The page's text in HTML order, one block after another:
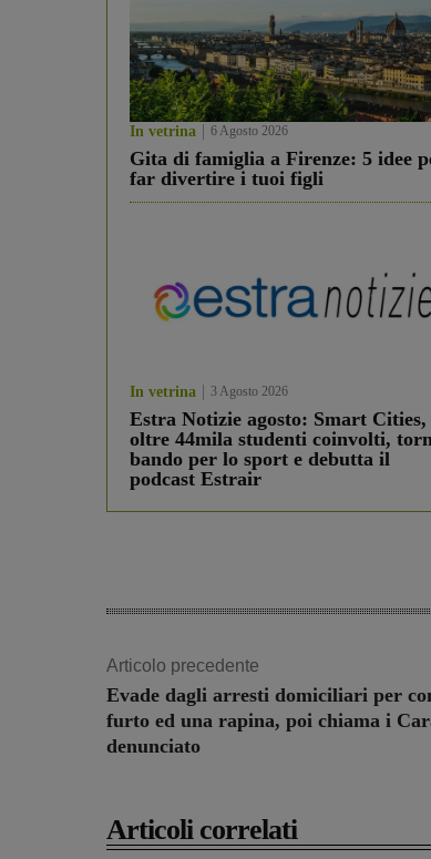
In vetrina 6 Agosto 2026
Gita di famiglia a Firenze: 5 idee
far divertire i tuoi figli
In vetrina 3 Agosto 2026
Estra Notizie agosto: Smart Cities,
oltre 44mila studenti coinvolti,
bando per lo sport e debutta il
podcast Estrair
Articolo precedente
Evade dagli arresti domiciliari per
furto ed una rapina, poi chiama i
denunciato
Articoli correlati